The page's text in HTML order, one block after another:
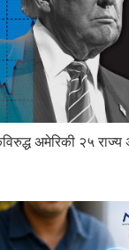
अमेरिकी २५ राज्य